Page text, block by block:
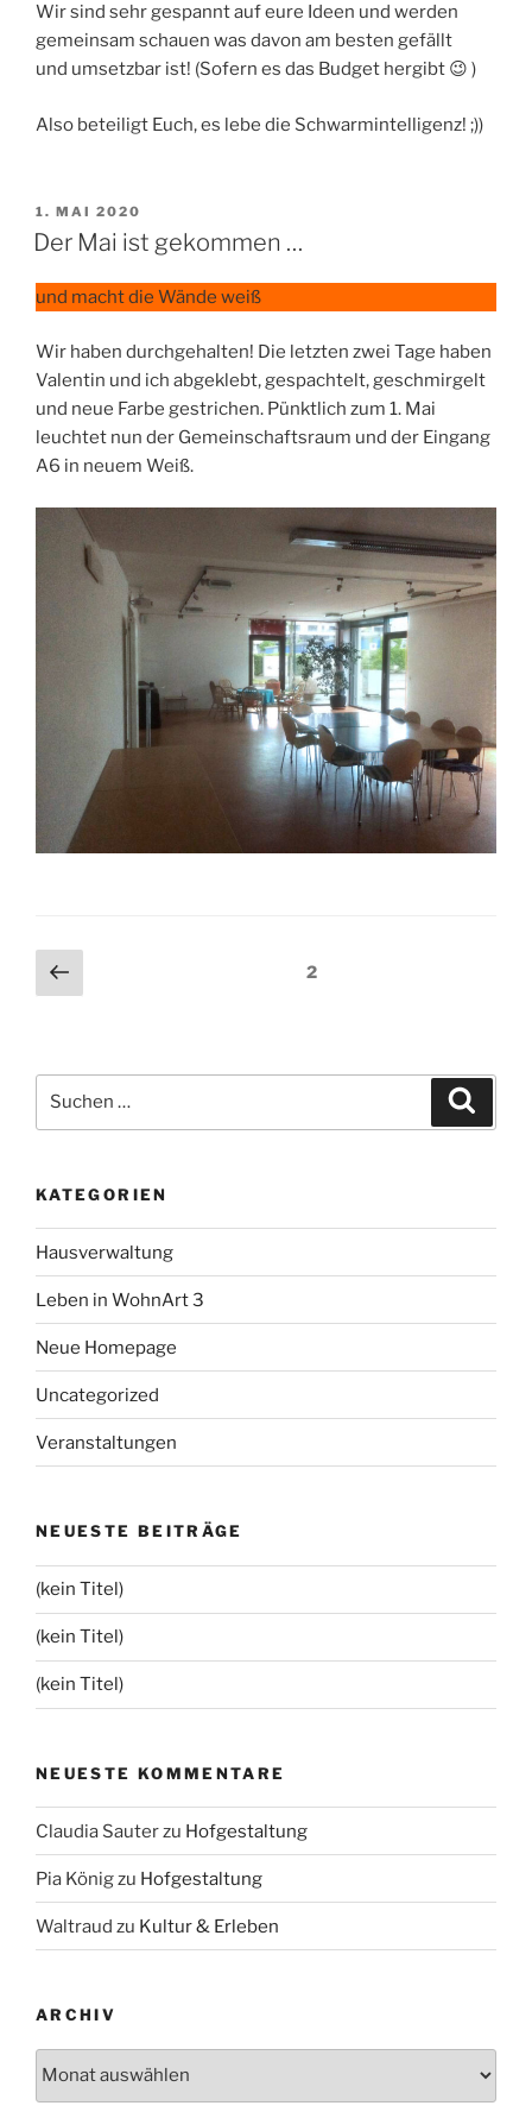
Wir sind sehr gespannt auf eure Ideen und werden
gemeinsam schauen was davon am besten gefällt
und umsetzbar ist! (Sofern es das Budget hergibt 😉 )
Also beteiligt Euch, es lebe die Schwarmintelligenz! ;))
VERÖFFENTLICHT
AM
1. MAI 2020
Der Mai ist gekommen …
und macht die Wände weiß
Wir haben durchgehalten! Die letzten zwei Tage haben
Valentin und ich abgeklebt, gespachtelt, geschmirgelt
und neue Farbe gestrichen. Pünktlich zum 1. Mai
leuchtet nun der Gemeinschaftsraum und der Eingang
A6 in neuem Weiß.
Seitennummerierung
der
Vorherige
Seite
Seite2
nach:
KATEGORIEN
Hausverwaltung
Leben in WohnArt 3
Neue Homepage
Uncategorized
Veranstaltungen
NEUESTE BEITRÄGE
(kein Titel)
(kein Titel)
(kein Titel)
NEUESTE KOMMENTARE
Claudia Sauterzu Hofgestaltung
Pia Königzu Hofgestaltung
Waltraud zu Kultur & Erleben
ARCHIV